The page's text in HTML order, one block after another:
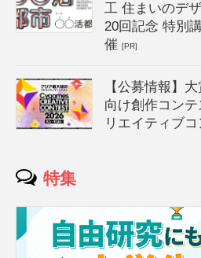
工 住まいのデ
20回記念 特別
催[PR]
【公募情報】
向け創作コン
リエイティブ
特集